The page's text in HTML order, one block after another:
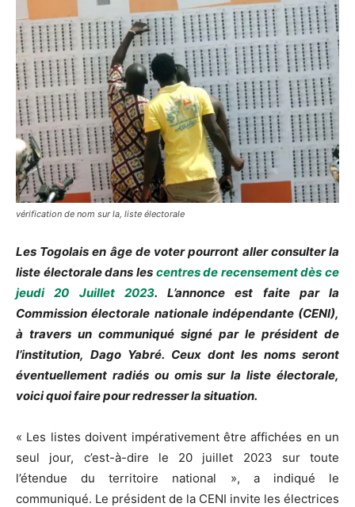
vérification de nom sur la, liste électorale
Les Togolais en âge de voter pourront aller consulter la
liste électorale dans les centres de recensement dès ce
jeudi 20 Juillet2023. L’annonce est faite par la
Commission électorale nationale indépendante (CENI),
à travers un communiqué signé par le président de
l’institution, Dago Yabré. Ceux dont les noms seront
éventuellement radiés ou omis sur la liste électorale,
voici quoi faire pour redresser la situation.
« Les listes doivent impérativement être affichées en un
seul jour, c’est-à-dire le 20 juillet 2023 sur toute
l’étendue du territoire national », a indiqué le
communiqué. Le président de la CENI invite les électrices